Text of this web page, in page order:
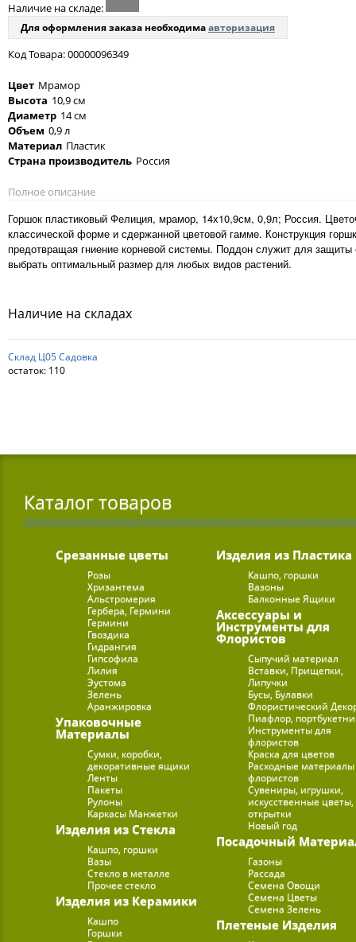
Наличие на складе:
Для оформления заказа необходимаавторизация
Код Товара: 00000096349
Цвет Мрамор
Высота 10,9 см
Диаметр 14 см
Объем 0,9 л
Материал Пластик
Страна производитель Россия
Полное описание
Горшок пластиковый Фелиция, мрамор, 14х10,9см, 0,9л; Россия.
классической форме и сдержанной цветовой гамме. Конструкция
предотвращая гниение корневой системы. Поддон служит для
выбрать оптимальный размер для любых видов растений.
Наличие на складах
Склад Ц05 Садовка
остаток: 110
Каталог товаров
Срезанные цветы
Розы
Хризантема
Альстромерия
Гербера, Гермини
Гермини
Гвоздика
Гидрангия
Гипсофила
Лилия
Эустома
Зелень
Аранжировка
Упаковочные
Материалы
Сумки, коробки,
декоративные ящики
Ленты
Пакеты
Рулоны
Каркасы Манжетки
Изделия из Стекла
Кашпо, горшки
Вазы
Стекло в металле
Прочее стекло
Изделия из Керамики
Кашпо
Горшки
Изделия из Пластика
Кашпо, горшки
Вазоны
Балконные Ящики
Аксессуары и
Инструменты для
Флористов
Сыпучий материал
Вставки, Прищепки,
Липучки
Бусы, Булавки
Флористический
Пиафлор,
Инструменты для
флористов
Краска для цветов
Расходные
флористов
Сувениры, игрушки,
искусственные цветы,
открытки
Новый год
Посадочный
Газоны
Рассада
Семена Овощи
Семена Цветы
Семена Зелень
Плетеные Изделия